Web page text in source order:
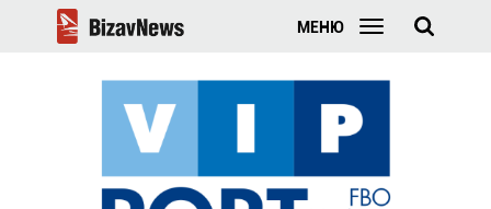
МЕНЮ